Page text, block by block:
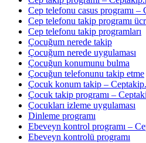
Cep telefonu casus programı –
Cep telefonu takip programı
Cep telefonu takip programları
Çocuğum nerede takip
Çocuğum nerede uygulaması
Çocuğun konumunu bulma
Çocuğun telefonunu takip etme
Çocuk konum takip –
Çocuk takip programı –
Çocukları izleme uygulaması
Dinleme programı
Ebeveyn kontrol programı –
Ebeveyn kontrolü programı